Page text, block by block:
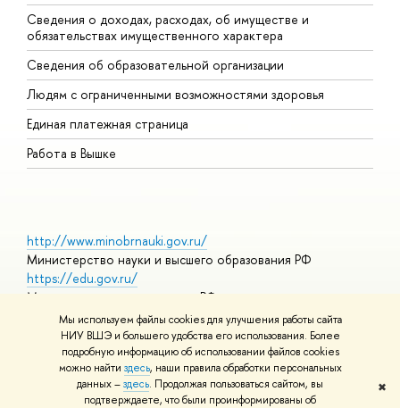
Мы используем файлы cookies для улучшения работы сайта
НИУ ВШЭ и большего удобства его использования. Более
подробную информацию об использовании файлов cookies
можно найти здесь, наши правила обработки персональных
данных –здесь. Продолжая пользоваться сайтом, вы
подтверждаете, что были проинформированы об
✖
Сведения о доходах, расходах, об имуществе и
обязательствах имущественного характера
Сведения об образовательной организации
Людям с ограниченными возможностями здоровья
Единая платежная страница
Работа в Вышке
http://www.minobrnauki.gov.ru/
Министерство науки и высшего образования РФ
https://edu.gov.ru/
Министерство просвещения РФ
https://elearning.hse.ru/mooc
Массовые открытые онлайн-курсы
© НИУ ВШЭ 1993–2026 Адреса и контактыУсловия